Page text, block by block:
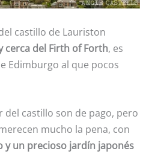
castillo de Lauriston
cerca del Firth of Forth, es
Edimburgo al que pocos
castillo son de pago, pero
mucho la pena, con
y un precioso jardín japonés